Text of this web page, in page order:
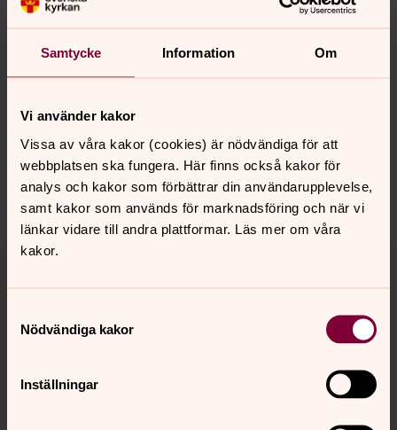
Samtycke Information Om
Vi använder kakor
Vissa av våra kakor (cookies) är nödvändiga för att
webbplatsen ska fungera. Här finns också kakor för
analys och kakor som förbättrar din användarupplevelse,
samt kakor som används för marknadsföring och när vi
länkar vidare till andra plattformar. Läs mer om våra
kakor.
Nödvändiga kakor
Inställningar
Synpunkter eller frågor på sidans
innehåll?
jonkoping.kom@svenskakyrkan.se
Dela
Tillbaka till toppen
Tillbaka till innehållet